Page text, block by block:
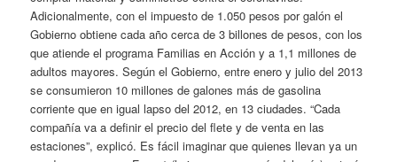
Adicionalmente, con el impuesto de 1.050 pesos por galón el
Gobierno obtiene cada año cerca de 3 billones de pesos, con los
que atiende el programa Familias en Acción y a 1,1 millones de
adultos mayores. Según el Gobierno, entre enero y julio del 2013
se consumieron 10 millones de galones más de gasolina
corriente que en igual lapso del 2012, en 13 ciudades. “Cada
compañía va a definir el precio del flete y de venta en las
estaciones”, explicó. Es fácil imaginar que quienes llevan ya un